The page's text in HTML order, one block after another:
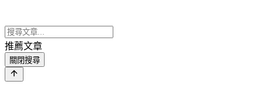
推薦文章
關閉搜尋